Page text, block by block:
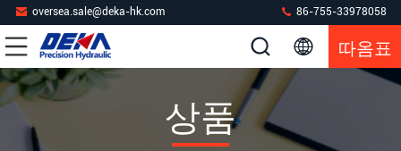
oversea.sale@deka-hk.com 86-755-33978058
따옴표
상품